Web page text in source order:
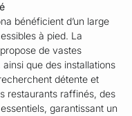
bénéficient d’un large
à pied. La
de vastes
que des installations
détente et
restaurants raffinés, des
garantissant un